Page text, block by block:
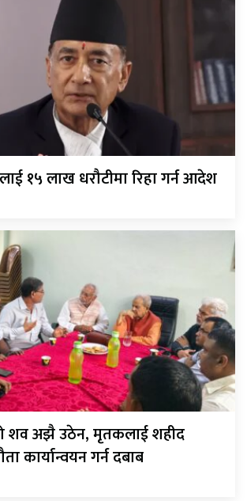
१५ लाख धरौटीमा रिहा गर्न आदेश
शव अझै उठेन, मृतकलाई शहीद
कार्यान्वयन गर्न दबाब